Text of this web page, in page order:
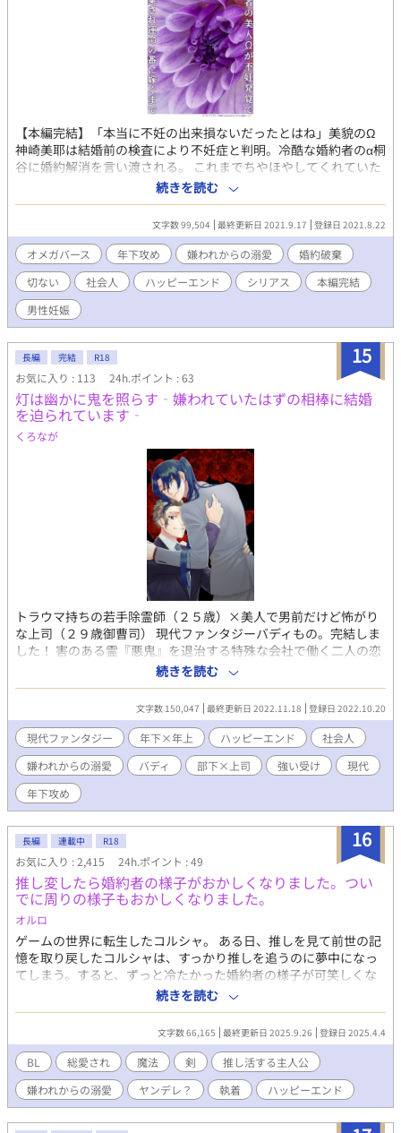
【本編完結】「本当に不妊の出来損ないだったとはね」美貌のΩ
神崎美耶は結婚前の検査により不妊症と判明。冷酷な婚約者のα桐
谷に婚約解消を言い渡される。 これまでちやほやしてくれていた
周りの人間は掌を返したように冷たくなり、下級Ωまで美耶のこ
とを笑う始末。 自信をなくし自暴自棄になった末レイプされた美
耶を救ったのが大学時代の後輩礼央だった。礼央は学生の頃から
美耶に片想いしていて、実は運命の番だった。 《包容力無限激甘
α×強がり不憫美形Ω》 元クズ婚約者桐谷に散々蔑ろにされてきた
美耶は、正体を隠していた年下最上級α礼央に溺愛される。 能力
が高すぎる故に憎まれた美人Ωと、能力を隠して生きてきたαの恋
を書いてみたいと思っています。 前半結構胸糞展開が続きます。
※オメガバース独自設定ありなのでご注意ください。
続きを読む
文字数 99,504 最終更新日 2021.9.17 登録日 2021.8.22
オメガバース 年下攻め 嫌われからの溺愛
婚約破棄
切ない
社会人 ハッピーエンド シリアス
本編完結
男性妊娠
15
長編 完結 R18
お気に入り : 113 24h.ポイント : 63
灯は幽かに鬼を照らす‐嫌われていたはずの相棒に結婚
を迫られています‐
くろなが
トラウマ持ちの若手除霊師（２５歳）×美人で男前だけど怖がり
な上司（２９歳御曹司） 現代ファンタジーバディもの。完結しま
した！ 害のある霊『悪鬼』を退治する特殊な会社で働く二人の恋
の行方は！？ 自己犠牲で怪我ばかりしているボス（灯屋善助）の
元に、オバケが怖い上司（幽雅正継）がコネで入ってきた。幽雅
はボスより上のドンという地位を作り、灯屋とバディを組む事に
なる。 灯屋はそんな横暴上司に反発を抱くが、幽雅は灯屋の自己
犠牲を絶対に許さない【身代わり】の能力を持っていた。 自分が
怪我をすれば幽雅がその怪我を負うと知った灯屋は無傷で戦う事
を強いられる。 灯屋は誰よりも戦闘力が高いものの、大きな弱点
があり、幽雅に助けられたのをキッカケに、灯屋は今までの態度
と打って変わり、全力で幽雅を口説き始める。 「幽雅さんの家の
照らす（ともしびはかすかにおにをてらす） ※視点切り替えで進
みますが、同じ内容をなぞる事はほぼありません。 ※この作品は
ノベルアップ＋、ムーンライトノベルズ、Pixiv、カクヨムにも掲
載 ◆含まれる要素◆ 攻めより身長が高い受け・攻めが可哀想な生
い立ち（父からの暴力虐待）・スパダリ受け・初夜・ラブラブ・
同性婚・バトルあり・微ホラー表現あり
続きを読む
文字数 150,047 最終更新日 2022.11.18 登録日 2022.10.20
現代ファンタジー 年下×年上 ハッピーエンド
社会人
嫌われからの溺愛
バディ 部下×上司 強い受け
現代
年下攻め
16
長編 連載中 R18
お気に入り : 2,415 24h.ポイント : 49
推し変したら婚約者の様子がおかしくなりました。つい
でに周りの様子もおかしくなりました。
オルロ
ゲームの世界に転生したコルシャ。 ある日、推しを見て前世の記
憶を取り戻したコルシャは、すっかり推しを追うのに夢中になっ
てしまう。すると、ずっと冷たかった婚約者の様子が可笑しくな
ってきて、そして何故か周りの様子も？！ 主人公総愛されで進ん
でいきます。それでも大丈夫という方はお読みください。
続きを読む
文字数 66,165 最終更新日 2025.9.26 登録日 2025.4.4
BL 総愛され 魔法 剣
推し活する主人公
嫌われからの溺愛
ヤンデレ？ 執着 ハッピーエンド